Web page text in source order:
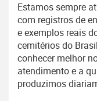
Estamos sempre
com registros de
e exemplos reais
cemitérios do
conhecer melhor
atendimento e a
produzimos